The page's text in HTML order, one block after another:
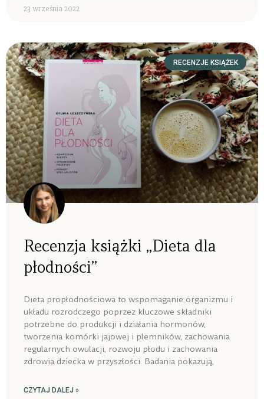
23 września 2022
RECENZJE KSIĄŻEK
Recenzja książki „Dieta dla
płodności”
Dieta propłodnościowa to wspomaganie organizmu i
układu rozrodczego poprzez kluczowe składniki
potrzebne do produkcji i działania hormonów,
tworzenia komórki jajowej i plemników, zachowania
regularnych owulacji, rozwoju płodu i zachowania
zdrowia dziecka w przyszłości. Badania pokazują,
CZYTAJ DALEJ »